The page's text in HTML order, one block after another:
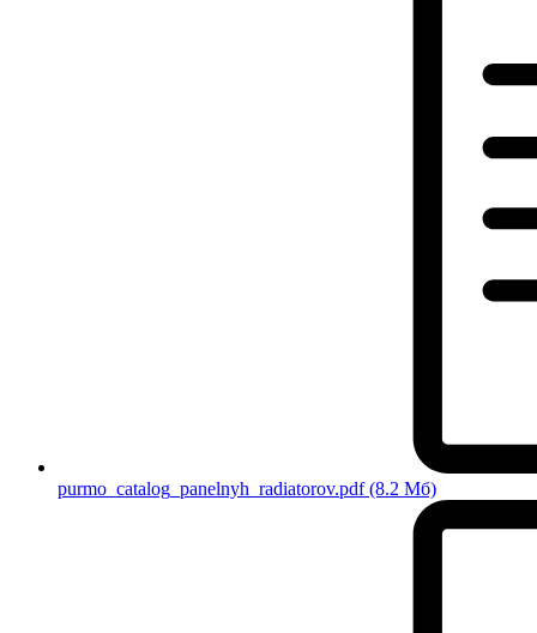
purmo_catalog_panelnyh_radiatorov.pdf(8.2 Мб)